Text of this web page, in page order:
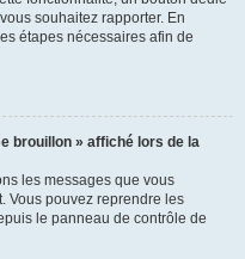
souhaitez rapporter. En
étapes nécessaires afin de
brouillon » affiché lors de la
les messages que vous
Vous pouvez reprendre les
le panneau de contrôle de